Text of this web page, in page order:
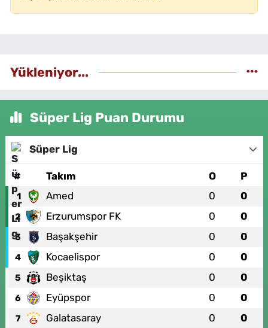
Yükleniyor...
Süper Lig Puan Durumu
Süper Lig
# Takım O P
1 Amed 0 0
2 Erzurumspor FK 0 0
3 Başakşehir 0 0
4 Kocaelispor 0 0
5 Beşiktaş 0 0
6 Eyüpspor 0 0
7 Galatasaray 0 0